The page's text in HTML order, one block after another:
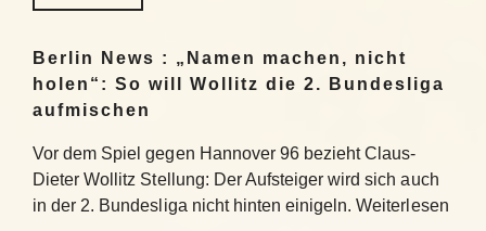
Berlin News : „Namen machen, nicht
holen“: So will Wollitz die 2. Bundesliga
aufmischen
Vor dem Spiel gegen Hannover 96 bezieht Claus-
Dieter Wollitz Stellung: Der Aufsteiger wird sich auch
in der 2. Bundesliga nicht hinten einigeln. Weiterlesen